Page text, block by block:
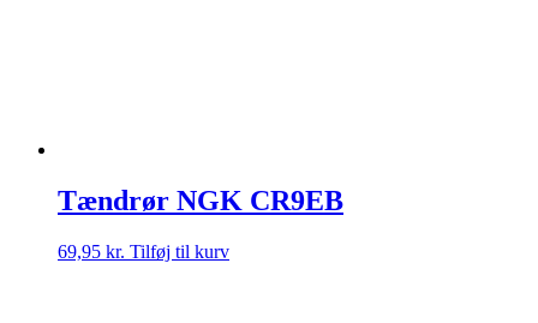
Tændrør NGK CR9EB
69,95 kr. Tilføj til kurv